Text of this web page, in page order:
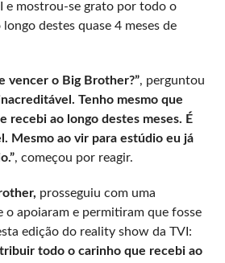
e mostrou-se grato por todo o
destes quase 4 meses de
vencer o Big Brother?”, perguntou
Tenho mesmo que
recebi ao longo destes meses. É
Mesmo ao vir para estúdio eu já
, começou por reagir.
prosseguiu com uma
o apoiaram e permitiram que fosse
edição do reality show da TVI:
todo o carinho que recebi ao